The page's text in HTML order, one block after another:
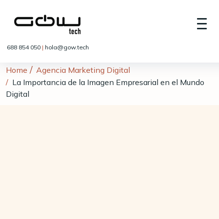
688 854 050 | hola@gow.tech
Home
Agencia Marketing Digital
La Importancia de la Imagen Empresarial en el Mundo
Digital